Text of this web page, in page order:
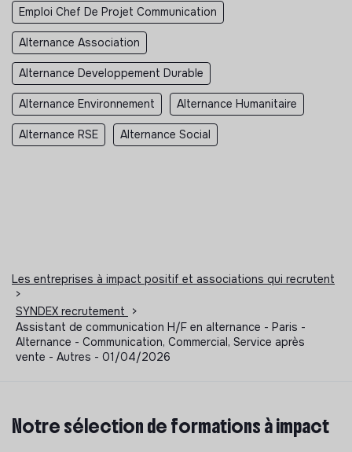
Emploi Chef De Projet Communication
Alternance Association
Alternance Developpement Durable
Alternance Environnement Alternance Humanitaire
Alternance RSE Alternance Social
Les entreprises à impact positif et associations qui recrutent
>
SYNDEX recrutement
>
Assistant de communication H/F en alternance - Paris -
Alternance - Communication, Commercial, Service après
vente - Autres - 01/04/2026
Notre sélection de formations à impact